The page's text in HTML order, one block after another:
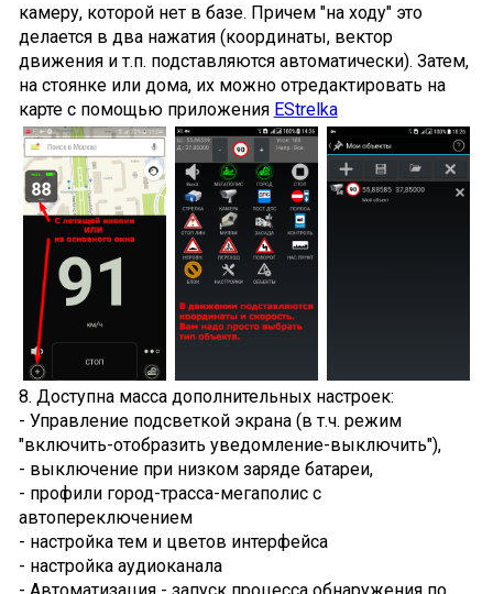
камеру, которой нет в базе. Причем "на ходу" это
делается в два нажатия (координаты, вектор
движения и т.п. подставляются автоматически). Затем,
на стоянке или дома, их можно отредактировать на
карте с помощью приложения EStrelka
8. Доступна масса дополнительных настроек:
- Управление подсветкой экрана (в т.ч. режим
"включить-отобразить уведомление-выключить"),
- выключение при низком заряде батареи,
- профили город-трасса-мегаполис с
автопереключением
- настройка тем и цветов интерфейса
- настройка аудиоканала